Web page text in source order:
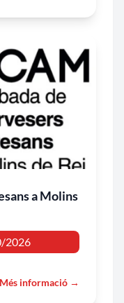
a Molins
2026
Més informació →